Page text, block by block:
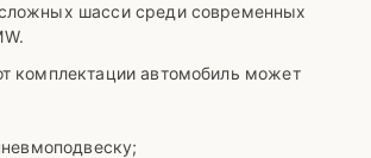
шасси среди современных
комплектации автомобиль может